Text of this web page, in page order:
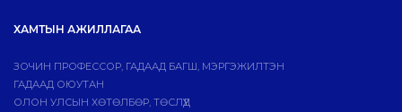
ХАМТЫН АЖИЛЛАГАА
ЗОЧИН ПРОФЕССОР, ГАДААД БАГШ, МЭРГЭЖИЛТЭН
ГАДААД ОЮУТАН
ОЛОН УЛСЫН ХӨТӨЛБӨР, ТӨСЛҮҮД